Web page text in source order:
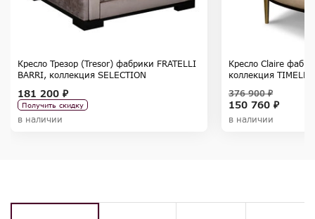
Кресло Трезор (Tresor) фабрики FRATELLI
BARRI, коллекция SELECTION
181 200 ₽
Получить скидку
в наличии
Кресло Claire
коллекция
150 760 ₽
376 900 ₽
в наличии